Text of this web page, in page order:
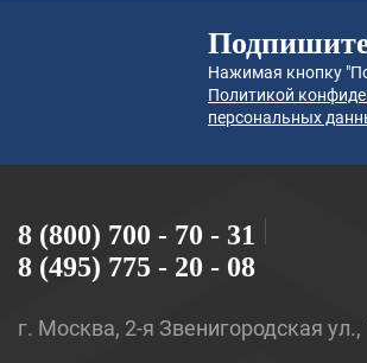
Нажимая кнопку
Политикой
персональных
8 (800) 700 - 70 - 31
8 (495) 775 - 20 - 08
г. Москва, 2-я Звенигородская ул.,